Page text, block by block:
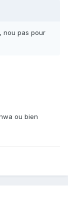
nou pas pour
ou bien